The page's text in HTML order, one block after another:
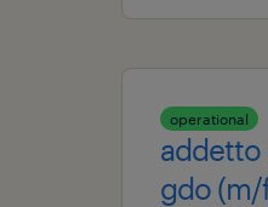
operational
addetto
gdo